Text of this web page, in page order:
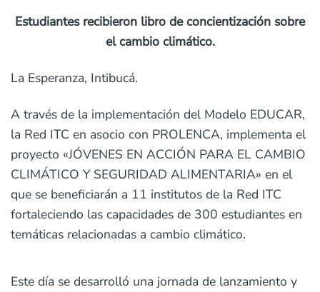
Estudiantes recibieron libro de concientización sobre
el cambio climático.
La Esperanza, Intibucá.
A través de la implementación del Modelo EDUCAR,
la Red ITC en asocio con PROLENCA, implementa el
proyecto «JÓVENES EN ACCIÓN PARA EL CAMBIO
CLIMÁTICO Y SEGURIDAD ALIMENTARIA» en el
que se beneficiarán a 11 institutos de la Red ITC
fortaleciendo las capacidades de 300 estudiantes en
temáticas relacionadas a cambio climático.
Este día se desarrolló una jornada de lanzamiento y